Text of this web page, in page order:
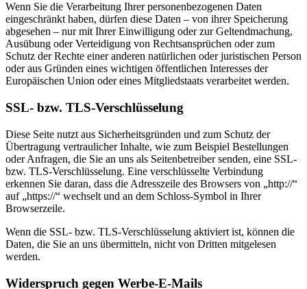
Wenn Sie die Verarbeitung Ihrer personenbezogenen Daten
eingeschränkt haben, dürfen diese Daten – von ihrer Speicherung
abgesehen – nur mit Ihrer Einwilligung oder zur Geltendmachung,
Ausübung oder Verteidigung von Rechtsansprüchen oder zum
Schutz der Rechte einer anderen natürlichen oder juristischen Person
oder aus Gründen eines wichtigen öffentlichen Interesses der
Europäischen Union oder eines Mitgliedstaats verarbeitet werden.
SSL- bzw. TLS-Verschlüsselung
Diese Seite nutzt aus Sicherheitsgründen und zum Schutz der
Übertragung vertraulicher Inhalte, wie zum Beispiel Bestellungen
oder Anfragen, die Sie an uns als Seitenbetreiber senden, eine SSL-
bzw. TLS-Verschlüsselung. Eine verschlüsselte Verbindung
erkennen Sie daran, dass die Adresszeile des Browsers von „http://“
auf „https://“ wechselt und an dem Schloss-Symbol in Ihrer
Browserzeile.
Wenn die SSL- bzw. TLS-Verschlüsselung aktiviert ist, können die
Daten, die Sie an uns übermitteln, nicht von Dritten mitgelesen
werden.
Widerspruch gegen Werbe-E-Mails